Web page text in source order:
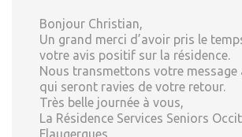
Bonjour Christian,
Un grand merci d’avoir pris le
votre avis positif sur la résidence.
Nous transmettons votre message
qui seront ravies de votre retour.
Très belle journée à vous,
La Résidence Services Seniors
Flaugergues